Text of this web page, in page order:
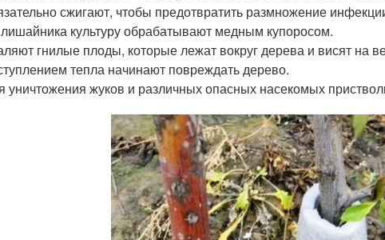
сжигают, чтобы предотвратить размножение
культуру обрабатывают медным купоросом.
гнилые плоды, которые лежат вокруг дерева и висят на
тепла начинают повреждать дерево.
уничтожения жуков и различных опасных насекомых